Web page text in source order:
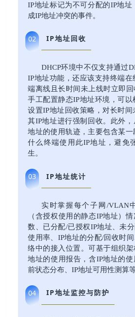
IP地址标记为不可分配的IP地址
成IP地址冲突的事件。
02 IP地址回收
DHCP环境中不仅支持通过
IP地址功能，还应该支持终端
端离线且长时间未上线时立即回
手工配置静态IP地址环境，可
设置IP地址回收策略，对长时
其IP地址进行强制回收。此外
地址的使用轨迹，主要包含某一
什么终端使用此IP地址，避免
生。
03 IP地址统计
实时掌握每个子网/VLAN
（含授权使用的静态IP地址）
数、已分配/已授权IP地址、未
使用率、IP地址的分配/回收时
络中的接入位置。可基于组织
地址的使用报告，含IP地址的使
前状态分布、IP地址可用性测算
04 IP地址监控与防护